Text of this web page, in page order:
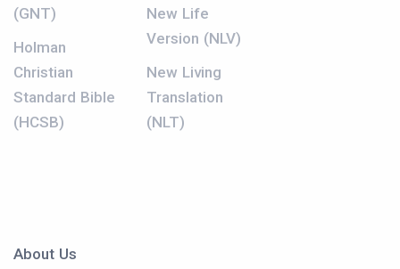
(GNT)
Holman
Christian
Standard Bible
(HCSB)
New Life
Version (NLV)
New Living
Translation
(NLT)
About Us